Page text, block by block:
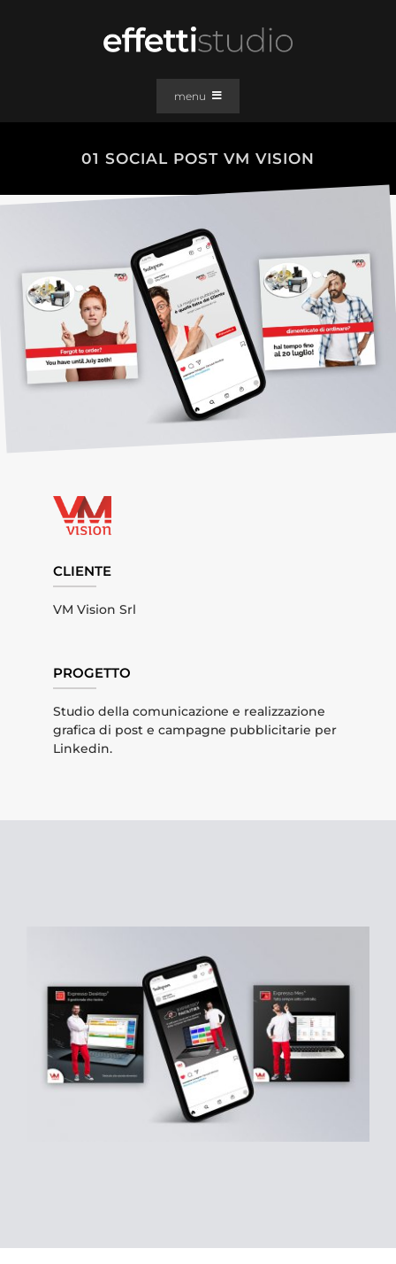
menu
SOLUZIONI WEB
GRAFICA
EFFETTI
CLIENTI
CONTATTI
01 SOCIAL POST VM VISION
CLIENTE
VM Vision Srl
PROGETTO
Studio della comunicazione e realizzazione
grafica di post e campagne pubblicitarie per
Linkedin.